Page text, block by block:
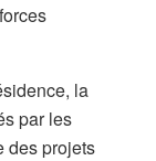
la
par les
des projets